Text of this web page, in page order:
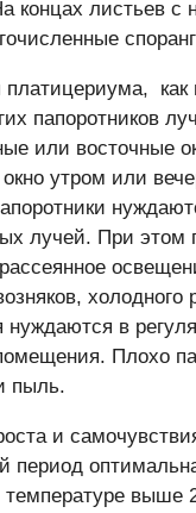
концах листьев с
как
папоротников
или восточные
утром или
лучей. При этом
холодного
нуждаются в
Плохо
пыль.
и
период
температуре выше